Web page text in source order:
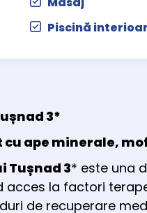
Piscină
3*
ape minerale,
Tușnad 3* este una
acces la factori
de recuperare